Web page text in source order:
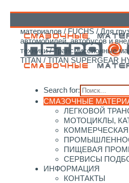
Search for:
СМАЗОЧНЫЕ
ЛЕГКОВОЙ
МОТОЦИКЛЫ,
ПИЩЕВАЯ
СЕРВИСЫ
ИНФОРМАЦИЯ
КОНТАКТЫ
материалов/FUCHS/Для
автомобилей, автобусов и
техники/Трансмиссионные
TITAN / TITAN SUPERGEAR